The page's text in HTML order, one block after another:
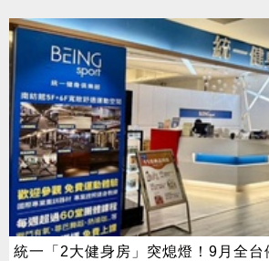
統一「2大健身房」突熄燈！9月全台